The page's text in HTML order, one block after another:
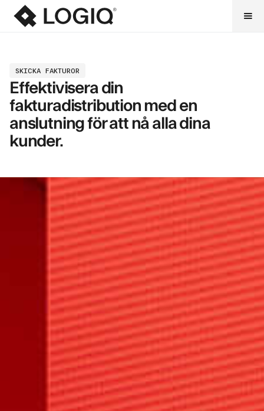
SKICKA FAKTUROR
Effektivisera din
fakturadistribution med en
anslutning för att nå alla dina
kunder.